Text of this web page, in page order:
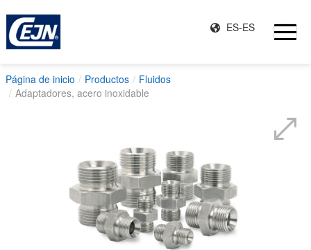
ES-ES
Página de inicio Productos
Fluidos
Adaptadores, acero inoxidable